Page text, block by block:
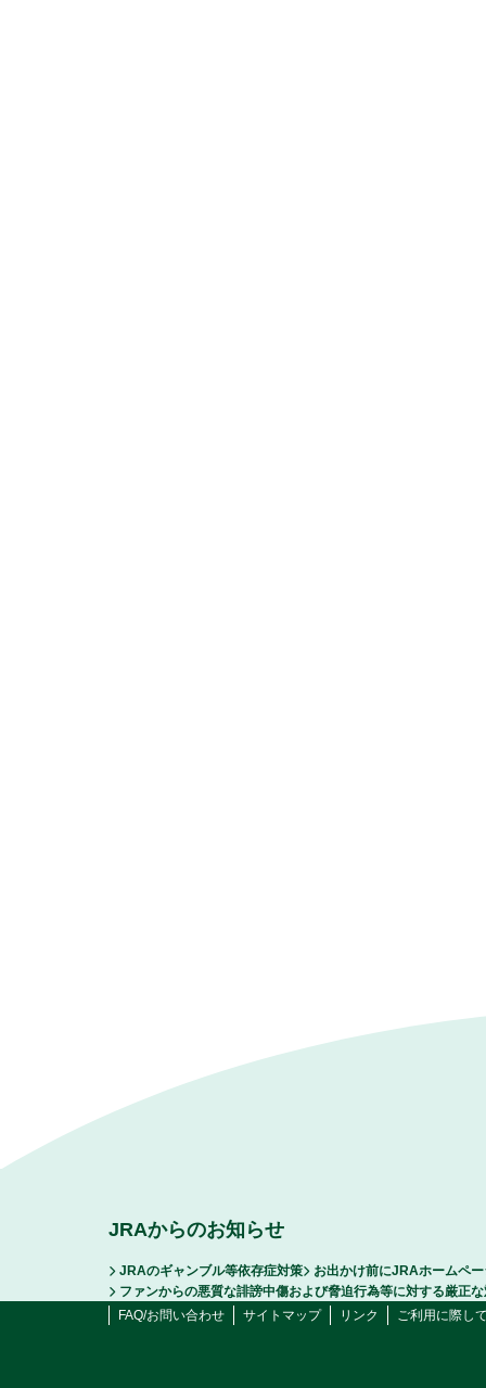
JRAからのお知らせ
JRAのギャンブル等依存症対策
お出かけ前にJRAホームペ
ファンからの悪質な誹謗中傷および脅迫行為等に対する厳正
FAQ/お問い合わせ
サイトマップ リンク ご利用に際し